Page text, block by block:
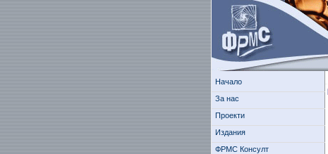
Начало
За нас
Проекти
Издания
ФРМС Консулт